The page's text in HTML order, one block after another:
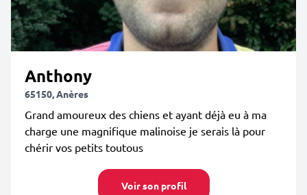
Anthony
65150, Anères
Grand amoureux des chiens et ayant déjà eu à ma
charge une magnifique malinoise je serais là pour
chérir vos petits toutous
Voir son profil